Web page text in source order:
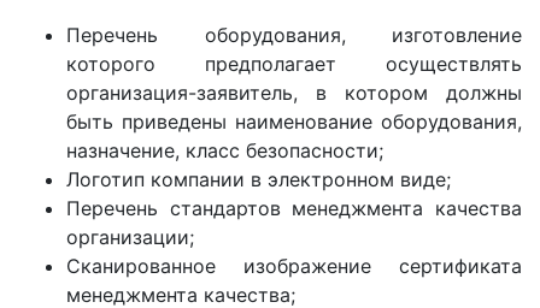
Перечень оборудования, изготовление
которого предполагает осуществлять
организация-заявитель, в котором должны
быть приведены наименование оборудования,
назначение, класс безопасности;
Логотип компании в электронном виде;
Перечень стандартов менеджмента качества
организации;
Сканированное изображение сертификата
менеджмента качества;